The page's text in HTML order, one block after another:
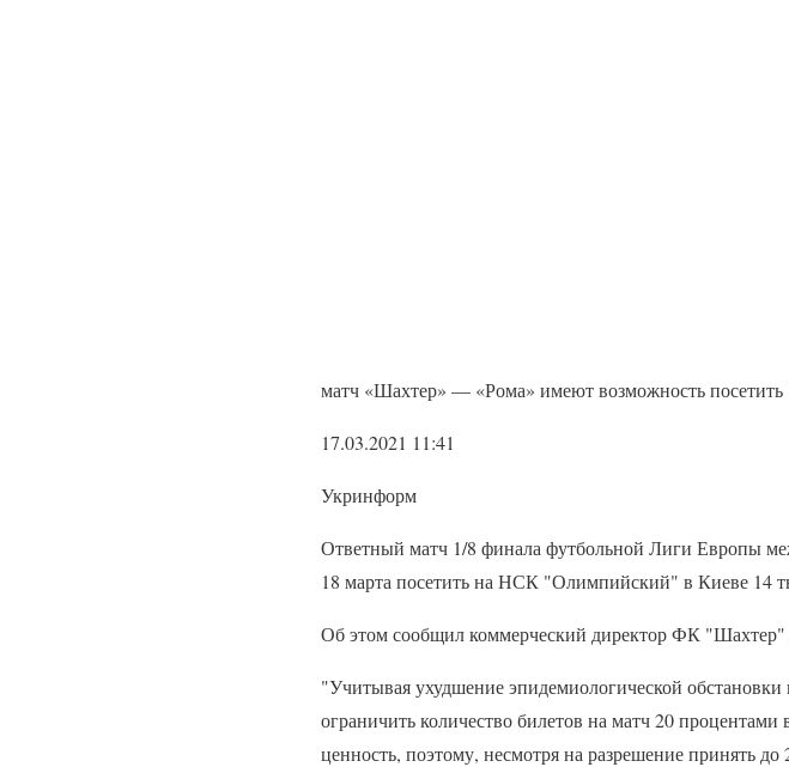
матч «Шахтер» — «Рома» имеют возможность посетить
17.03.2021 11:41
Укринформ
Ответный матч 1/8 финала футбольной Лиги Европы
18 марта посетить на НСК "Олимпийский" в Киеве 14
Об этом сообщил коммерческий директор ФК
"Учитывая ухудшение эпидемиологической
ограничить количество билетов на матч 20
ценность, поэтому, несмотря на разрешение принять